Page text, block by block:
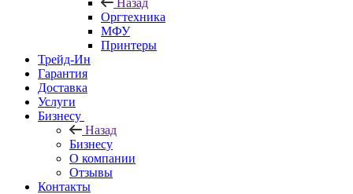
Назад
Оргтехника
МФУ
Принтеры
Трейд-Ин
Гарантия
Доставка
Услуги
Бизнесу
Назад
Бизнесу
О компании
Отзывы
Контакты